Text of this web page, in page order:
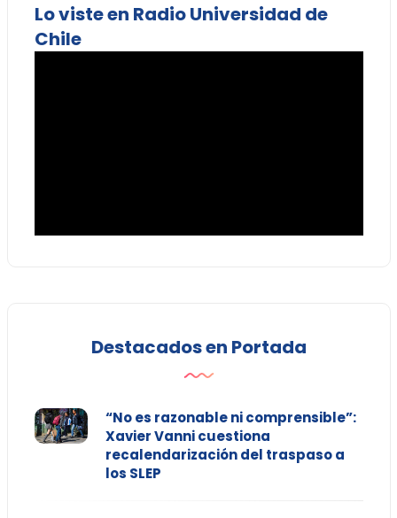
Lo viste en Radio Universidad de
Chile
Destacados en Portada
“No es razonable ni comprensible”:
Xavier Vanni cuestiona
recalendarización del traspaso a
los SLEP